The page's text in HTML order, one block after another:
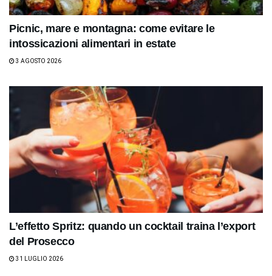
Picnic, mare e montagna: come evitare le
intossicazioni alimentari in estate
3 AGOSTO 2026
L’effetto Spritz: quando un cocktail traina l’export
del Prosecco
31 LUGLIO 2026